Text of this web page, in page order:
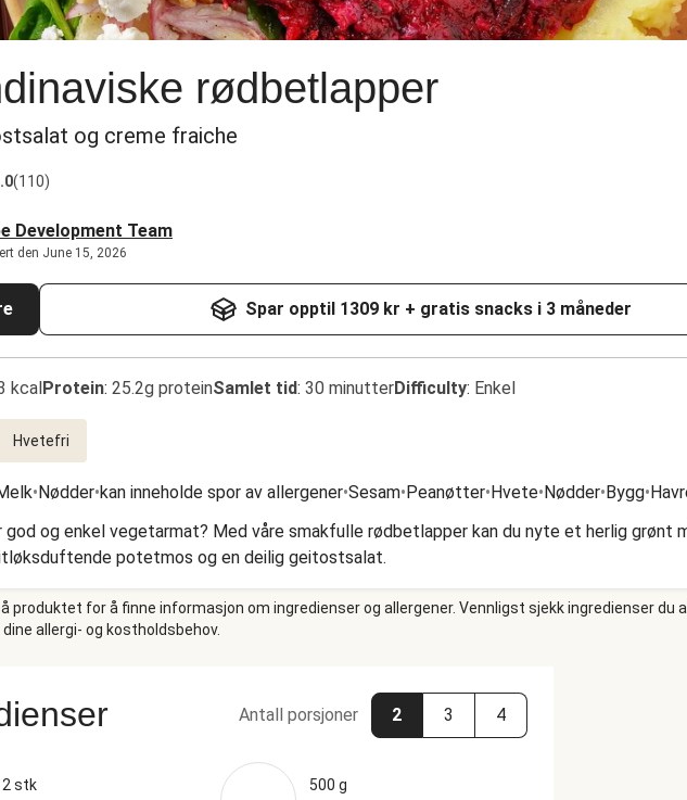
rødbetlapper
og creme fraiche
(110)
Development Team
den June 15, 2026
Spar opptil 1309 kr + gratis snacks i 3 måneder
kcalProtein: 25.2g proteinSamlet tid: 30 minutterDifficulty: Enkel
Hvetefri
•Nødder•kan inneholde spor av allergener•Sesam•Peanøtter•Hvete•Nødder•Bygg•
og enkel vegetarmat? Med våre smakfulle rødbetlapper kan du nyte et herlig grønt
potetmos og en deilig geitostsalat.
produktet for å finne informasjon om ingredienser og allergener. Vennligst sjekk ingredienser du
allergi- og kostholdsbehov.
Antall porsjoner 2 3 4
2 stk
500 g